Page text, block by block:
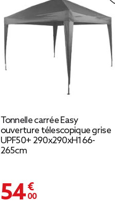
Tonnelle carrée Easy
ouverture télescopique grise
UPF50+ 290x290xH166-
265cm
54,00 €